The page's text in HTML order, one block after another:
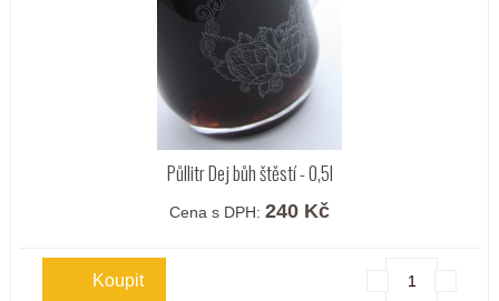
Půllitr Dej bůh štěstí - 0,5l
Cena s DPH: 240 Kč